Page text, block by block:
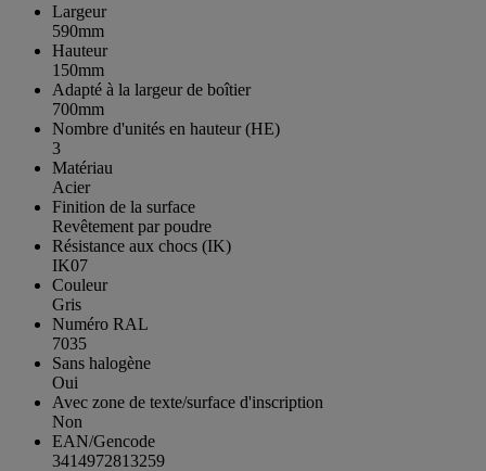
Largeur
590mm
Hauteur
150mm
Adapté à la largeur de boîtier
700mm
Nombre d'unités en hauteur (HE)
3
Matériau
Acier
Finition de la surface
Revêtement par poudre
Résistance aux chocs (IK)
IK07
Couleur
Gris
Numéro RAL
7035
Sans halogène
Oui
Avec zone de texte/surface d'inscription
Non
EAN/Gencode
3414972813259